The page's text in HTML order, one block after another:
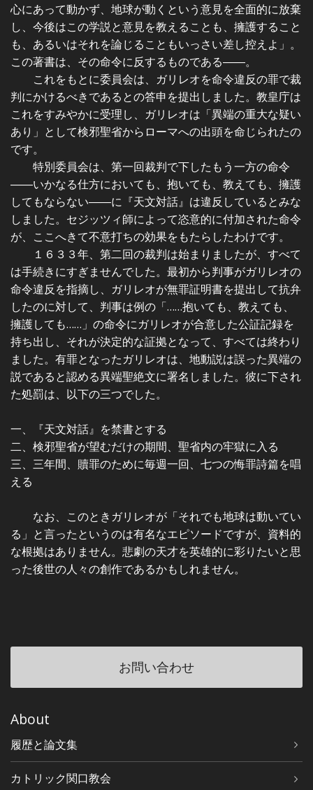
心にあって動かず、地球が動くという意見を全面的に放棄
し、今後はこの学説と意見を教えることも、擁護すること
も、あるいはそれを論じることもいっさい差し控えよ」。
この著書は、その命令に反するものである――。
これをもとに委員会は、ガリレオを命令違反の罪で裁
判にかけるべきであるとの答申を提出しました。教皇庁は
これをすみやかに受理し、ガリレオは「異端の重大な疑い
あり」として検邪聖省からローマへの出頭を命じられたの
です。
特別委員会は、第一回裁判で下したもう一方の命令
――いかなる仕方においても、抱いても、教えても、擁護
してもならない――に『天文対話』は違反しているとみな
しました。セジッツィ師によって恣意的に付加された命令
が、ここへきて不意打ちの効果をもたらしたわけです。
１６３３年、第二回の裁判は始まりましたが、すべて
は手続きにすぎませんでした。最初から判事がガリレオの
命令違反を指摘し、ガリレオが無罪証明書を提出して抗弁
したのに対して、判事は例の「……抱いても、教えても、
擁護しても……」の命令にガリレオが合意した公証記録を
持ち出し、それが決定的な証拠となって、すべては終わり
ました。有罪となったガリレオは、地動説は誤った異端の
説であると認める異端聖絶文に署名しました。彼に下され
た処罰は、以下の三つでした。
一、『天文対話』を禁書とする
二、検邪聖省が望むだけの期間、聖省内の牢獄に入る
三、三年間、贖罪のために毎週一回、七つの悔罪詩篇を唱
える
なお、このときガリレオが「それでも地球は動いてい
る」と言ったというのは有名なエピソードですが、資料的
な根拠はありません。悲劇の天才を英雄的に彩りたいと思
った後世の人々の創作であるかもしれません。
お問い合わせ
About
履歴と論文集
カトリック関口教会